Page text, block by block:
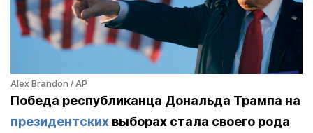
Alex Brandon / AP
Победа республиканца Дональда Трампа на
президентских выборах стала своего рода